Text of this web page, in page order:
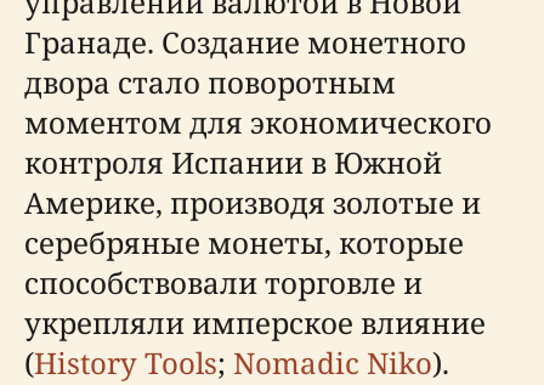
Гранаде. Создание монетного
двора стало поворотным
моментом для экономического
контроля Испании в Южной
Америке, производя золотые и
серебряные монеты, которые
способствовали торговле и
укрепляли имперское влияние
(History Tools; Nomadic Niko).